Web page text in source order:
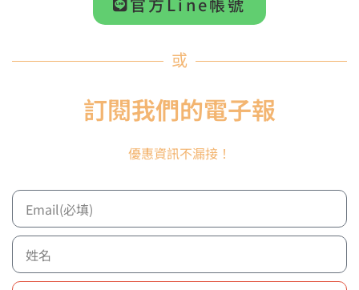
PK4 PATRICK KING 系
列定音鼓棒 竹柄
6,299
加入購物車
PK3 PATRICK KING 系
列定音鼓棒 竹柄
NT$
加入購物車
或
訂閱我們的電子報
優惠資訊不漏接！